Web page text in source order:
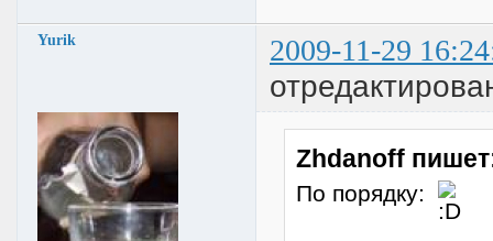
Yurik 2009-11-29
Zhdanoff
По порядку: